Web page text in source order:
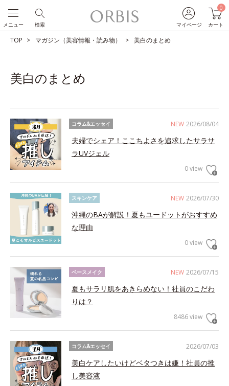
マイページ
0
カート
検索
メニュー
TOP マガジン（美容情報・読み物） 美白のまとめ
美白のまとめ
NEW 2026/08/04
コラム&エッセイ
夫婦でシェア！ここちよさを追求したサラサ
ラUVジェル
0 view
NEW 2026/07/30
スキンケア
沖縄のBAが解説！夏もユードットがおすすめ
な理由
0 view
NEW 2026/07/15
ベースメイク
夏もサラリ肌をあきらめない！社員のこだわ
りは？
8486 view
2026/07/03
コラム&エッセイ
美白ケアしたいけどベタつきは嫌！社員の推
し美容液